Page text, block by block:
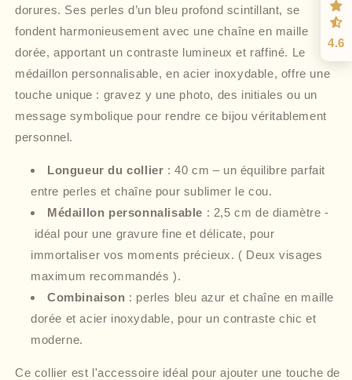
dorures. Ses perles d’un bleu profond scintillant, se
fondent harmonieusement avec une chaîne en maille
dorée, apportant un contraste lumineux et raffiné. Le
médaillon personnalisable, en acier inoxydable, offre une
touche unique : gravez y une photo, des initiales ou un
message symbolique pour rendre ce bijou véritablement
personnel.
Longueur du collier : 40 cm – un équilibre parfait
entre perles et chaîne pour sublimer le cou.
Médaillon personnalisable : 2,5 cm de diamètre -
idéal pour une gravure fine et délicate, pour
immortaliser vos moments précieux. ( Deux visages
maximum recommandés ).
Combinaison : perles bleu azur et chaîne en maille
dorée et acier inoxydable, pour un contraste chic et
moderne.
Ce collier est l'accessoire idéal pour ajouter une touche de
4.6